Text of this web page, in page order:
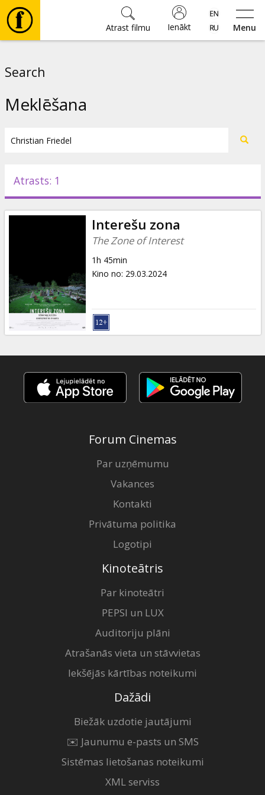
Menu
Ienākt
Atrast filmu
Pasākumi
kartes
Uzkodas
B2B
Kino
Klubs
Search
Meklēšana
Atrasts: 1
Interešu zona
The Zone of Interest
1h 45min
Kino no: 29.03.2024
Forum Cinemas
Par uzņēmumu
Vakances
Kontakti
Privātuma politika
Logotipi
Kinoteātris
Par kinoteātri
PEPSI un LUX
Auditoriju plāni
Atrašanās vieta un stāvvietas
Iekšējās kārtības noteikumi
Dažādi
Biežāk uzdotie jautājumi
✉️ Jaunumu e-pasts un SMS
Sistēmas lietošanas noteikumi
XML serviss